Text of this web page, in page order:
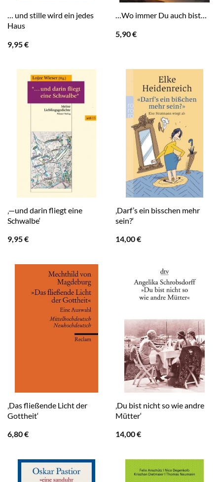
… und stille wird ein jedes
Haus
9,95€
…Wo immer Du auch bist…
5,90€
‚—und darin fliegt eine
Schwalbe‘
9,95€
‚Darf’s ein bisschen mehr
sein?‘
14,00€
‚Das fließende Licht der
Gottheit‘
6,80€
‚Du bist nicht so wie andre
Mütter‘
14,00€